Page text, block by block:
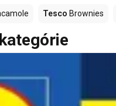
Tesco Brownies